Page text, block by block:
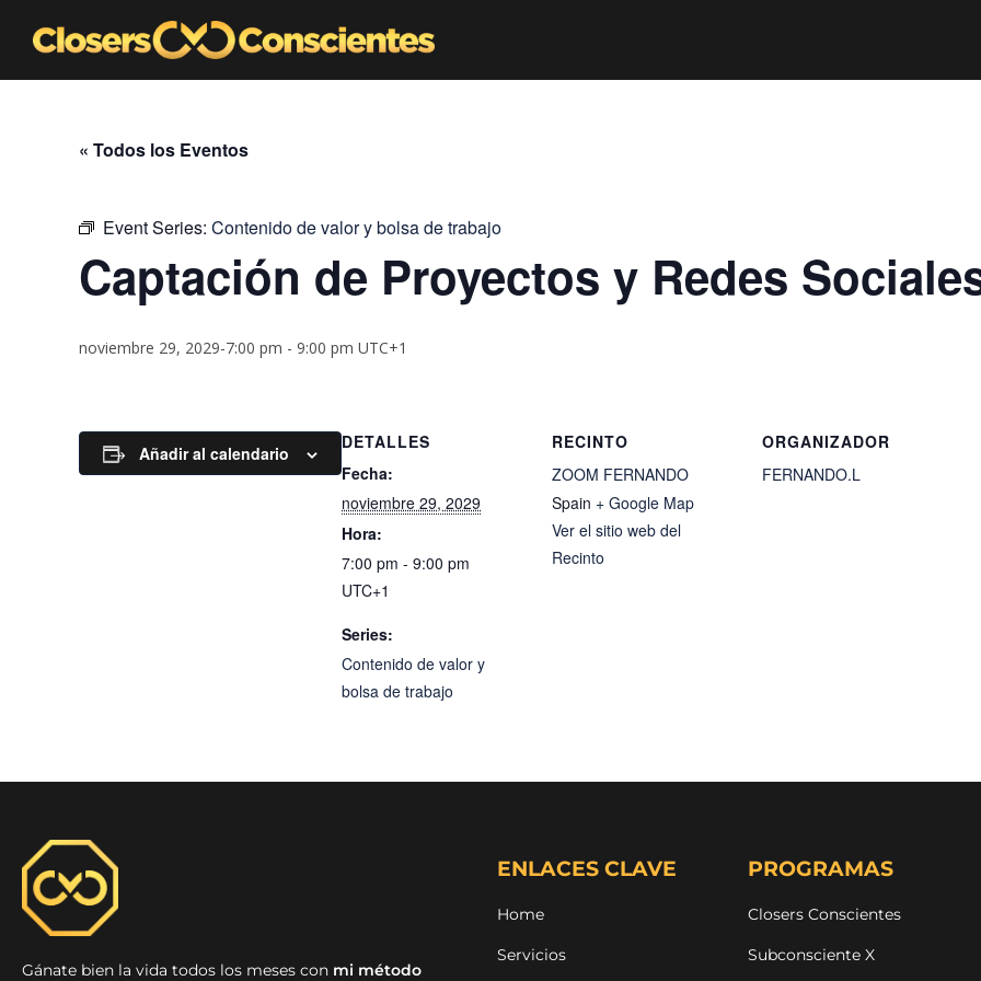
« Todos los Eventos
Event Series: Contenido de valor y bolsa de trabajo
Captación de Proyectos y Redes
noviembre 29, 2029-7:00 pm - 9:00 pm UTC+1
Añadir al calendario
DETALLES
Fecha:
noviembre 29, 2029
Hora:
7:00 pm - 9:00 pm
UTC+1
Series:
Contenido de valor y
bolsa de trabajo
RECINTO
ZOOM FERNANDO
Spain + Google Map
Ver el sitio web del
Recinto
ORGANIZADOR
FERNANDO.L
Gánate bien la vida todos los meses con mi método
ENLACES CLAVE
Home
Servicios
PROGRAMAS
Closers Conscientes
Subconsciente X